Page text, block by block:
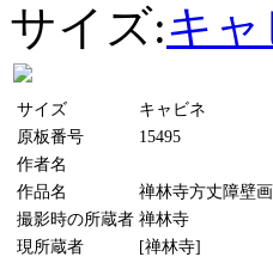
サイズ:キャ
サイズ
キャビネ
原板番号
15495
作者名
作品名
禅林寺方丈障壁
撮影時の所蔵者 禅林寺
現所蔵者
[禅林寺]